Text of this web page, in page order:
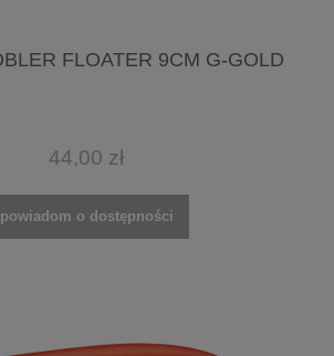
FLOATER 9CM G-GOLD
44,00 zł
powiadom o dostępności